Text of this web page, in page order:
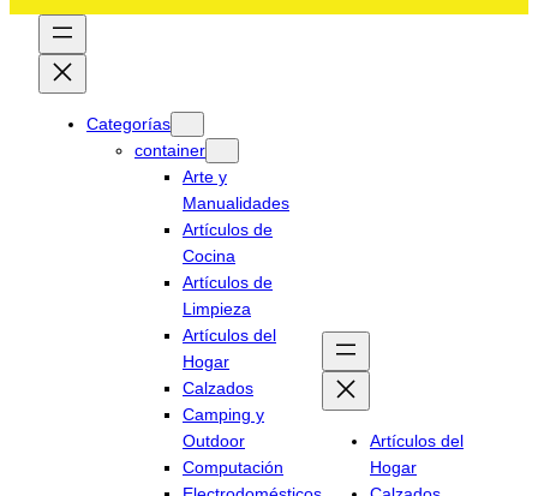
Categorías
container
Arte y
Manualidades
Artículos de
Cocina
Artículos de
Limpieza
Artículos del
Hogar
Calzados
Camping y
Outdoor
Computación
Artículos del
Hogar